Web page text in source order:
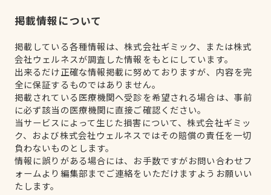
掲載情報について
掲載している各種情報は、株式会社ギミック、または株式
会社ウェルネスが調査した情報をもとにしています。
出来るだけ正確な情報掲載に努めておりますが、内容を完
全に保証するものではありません。
掲載されている医療機関へ受診を希望される場合は、事前
に必ず該当の医療機関に直接ご確認ください。
当サービスによって生じた損害について、株式会社ギミッ
ク、および株式会社ウェルネスではその賠償の責任を一切
負わないものとします。
情報に誤りがある場合には、お手数ですがお問い合わせフ
ォームより編集部までご連絡をいただけますようお願いい
たします。